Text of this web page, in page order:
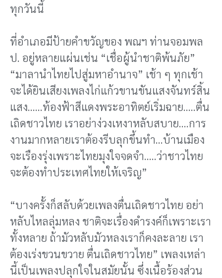
ทุกวันนี้
ที่อําเภอมีป้ายคําขวัญของ พณฯ ท่านจอมพล
ป. อยู่หลายแผ่นเช่น “เชื่อผู้นําชาติพ้นภัย”
“มาลานําไทยไปสู่มหาอํานาจ” เช้า ๆ ทุกเช้า
จะได้ยินเสียงเพลงไก่แก้วขานขันแสงจันทร์สิ้น
แสง……ท้องฟ้าสีแดงพระอาทิตย์เริ่มฉาย…..ตื่น
เถิดชาวไทย เราอย่าง่วงเหงาหลับสบาย….การ
งานมากหลายเราต้องรีบลุกขึ้นทํา…บ้านเมือง
จะเรืองรุ่งเพราะไทยมุงใจจดจํา…..ว่าชาวไทย
จะต้องทําประเทศไทยให้เจริญ”
“บางครั้งก็สลับด้วยเพลงตื่นเถิดชาวไทย อย่า
หลับไหลลุ่มหลง ชาติจะเรื่องดํารงค์ก็เพราะเรา
ทั้งหลาย ถ้ามัวหลับมัวหลงเราก็คงละลาย เรา
ต้องเร่งขวนขวาย ตื่นเถิดชาวไทย” เพลงเหล่า
นี้เป็นเพลงปลุกใจในสมัยนั้น ซึ่งเนื้อร้องส่วน